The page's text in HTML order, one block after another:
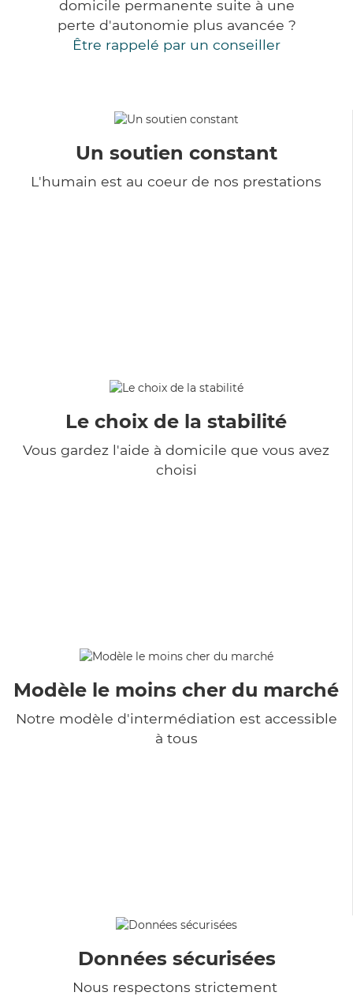
domicile permanente suite à une
perte d'autonomie plus avancée ?
Être rappelé par un conseiller
Un soutien constant
L'humain est au coeur de nos prestations
Le choix de la stabilité
Vous gardez l'aide à domicile que vous avez
choisi
Modèle le moins cher du marché
Notre modèle d'intermédiation est accessible
à tous
Données sécurisées
Nous respectons strictement